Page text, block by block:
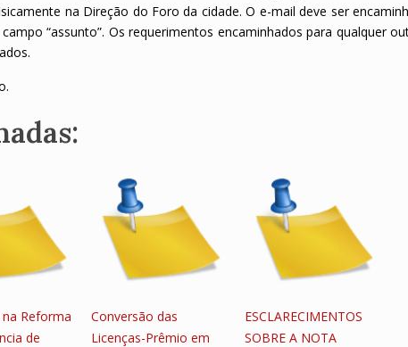
na Direção do Foro da cidade. O e-mail deve ser
“assunto”. Os requerimentos encaminhados para qualquer
Reforma
de
Conversão das
Licenças-Prêmio em
ESCLARECIMENTOS
SOBRE A NOTA